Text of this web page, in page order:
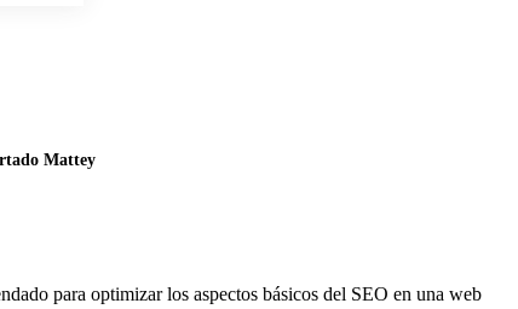
Mattey
para optimizar los aspectos básicos del SEO en una web